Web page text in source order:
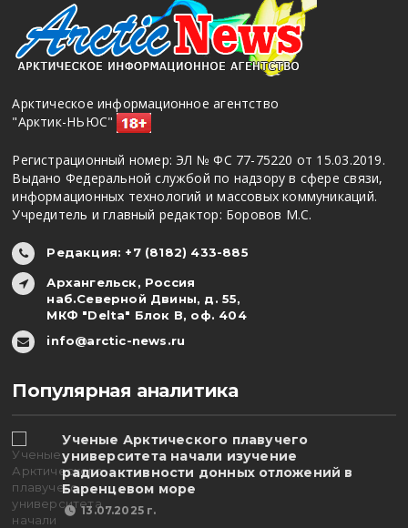
Арктическое информационное агентство
"Арктик-НЬЮС"
Регистрационный номер: ЭЛ № ФС 77-75220 от 15.03.2019.
Выдано Федеральной службой по надзору в сфере связи,
информационных технологий и массовых коммуникаций.
Учредитель и главный редактор: Боровов М.С.
Редакция: +7 (8182) 433-885
Архангельск, Россия
наб.Северной Двины, д. 55,
МКФ "Delta" Блок В, оф. 404
info@arctic-news.ru
Популярная аналитика
Ученые Арктического плавучего
университета начали изучение
радиоактивности донных отложений в
Баренцевом море
13.07.2025 г.